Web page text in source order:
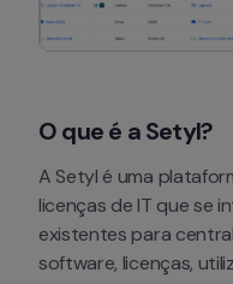
O que é a Setyl?
A Setyl é uma
licenças de IT que se
existentes para
software, licenças,